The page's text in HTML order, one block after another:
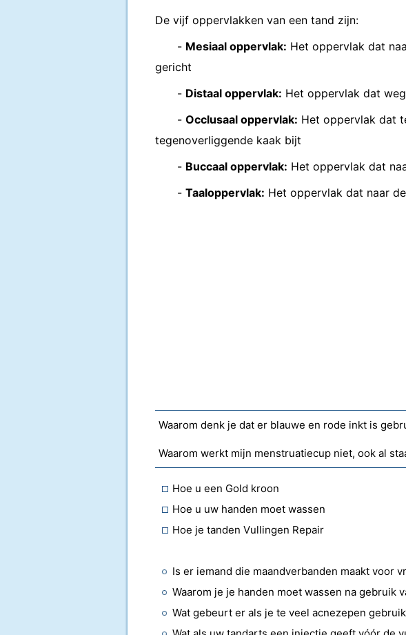
De vijf oppervlakken van een tand zijn:
- Mesiaal oppervlak: Het oppervlak dat
gericht
- Distaal oppervlak: Het oppervlak dat
- Occlusaal oppervlak: Het oppervlak dat
tegenoverliggende kaak bijt
- Buccaal oppervlak: Het oppervlak dat
- Taaloppervlak: Het oppervlak dat naar
Waarom denk je dat er blauwe en rode inkt is
Waarom werkt mijn menstruatiecup niet, ook al
Hoe u een Gold kroon
Hoe u uw handen moet wassen
Hoe je tanden Vullingen Repair
Is er iemand die maandverbanden maakt voor
Waarom je je handen moet wassen na gebruik
Wat gebeurt er als je te veel acnezepen